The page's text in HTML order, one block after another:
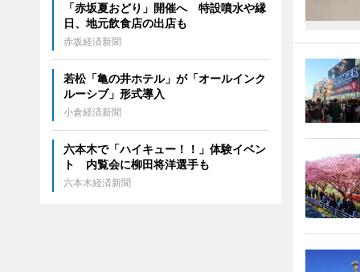
「赤坂夏おどり」開催へ 特設噴水や縁
日、地元飲食店の出店も
赤坂経済新聞
若松「亀の井ホテル」が「オールインク
ルーシブ」形式導入
小倉経済新聞
六本木で「ハイキュー！！」体験イベン
ト 内覧会に柳田将洋選手も
六本木経済新聞